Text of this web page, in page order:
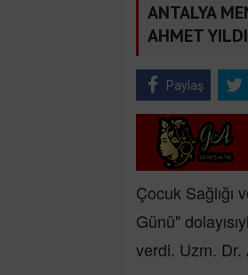
ANTALYA
AHMET
Paylaş
Çocuk Sağlığı
Günü"
verdi. Uzm. Dr.